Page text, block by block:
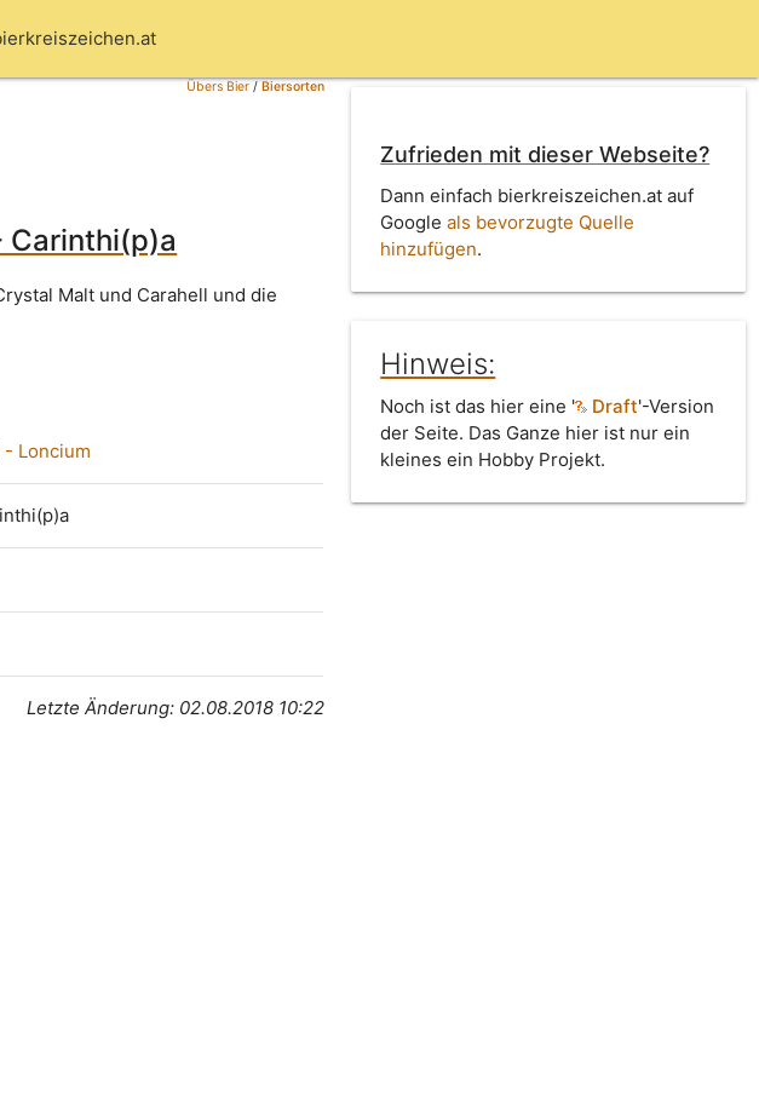
Übers Bier/Biersorten
Carinthi(p)a
Malt und Carahell und die
Loncium
Letzte Änderung: 02.08.2018 10:22
Zufrieden mit dieser Webseite?
Dann einfach bierkreiszeichen.at auf
Googleals bevorzugte Quelle
hinzufügen.
Hinweis:
Noch ist das hier eine ' Draft'-Version
der Seite. Das Ganze hier ist nur ein
kleines ein Hobby Projekt.